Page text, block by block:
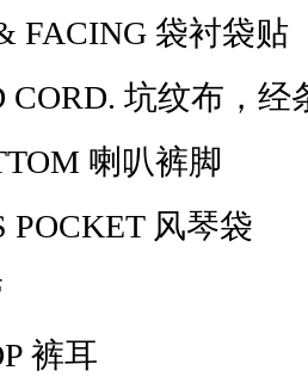
袋衬袋贴
坑纹布，经
喇叭裤脚
风琴袋
裤耳